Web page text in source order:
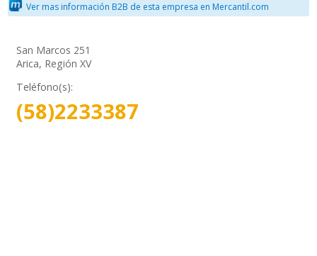
Ver mas información B2B de esta empresa en Mercantil.com
San Marcos 251
Arica, Región XV
Teléfono(s):
(58)2233387